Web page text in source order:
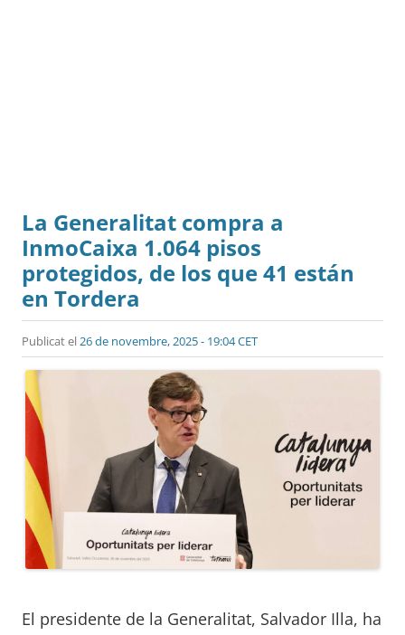
La Generalitat compra a
InmoCaixa 1.064 pisos
protegidos, de los que 41 están
en Tordera
Publicat el26 de novembre, 2025 - 19:04 CET
El presidente de la Generalitat, Salvador Illa, ha